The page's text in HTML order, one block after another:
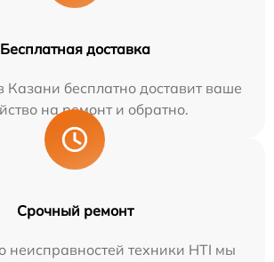
Бесплатная доставка
бесплатно доставит ваше
на ремонт и обратно.
Срочный ремонт
неисправностей техники HTI мы